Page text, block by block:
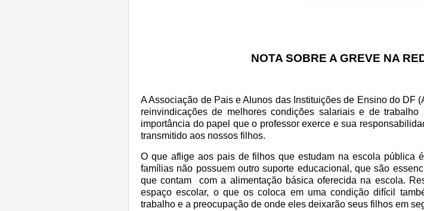
NOTA SOBRE A GREVE NA
A Associação de Pais e Alunos das Instituições de Ensino do DF
reinvindicações de melhores condições salariais e de trabalho
importância do papel que o professor exerce e sua
transmitido aos nossos filhos.
O que aflige aos pais de filhos que estudam na escola pública
famílias não possuem outro suporte educacional, que são
que contam
com a alimentação básica oferecida na escola.
espaço escolar, o que os coloca em uma condição difícil
trabalho e a preocupação de onde eles deixarão seus filhos em